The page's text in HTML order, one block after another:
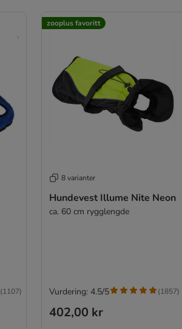
(1107)
zooplus favoritt
8 varianter
Hundevest Illume Nite Neon
ca. 60 cm rygglengde
402,00 kr
Vurdering: 4.5/5 (1857)